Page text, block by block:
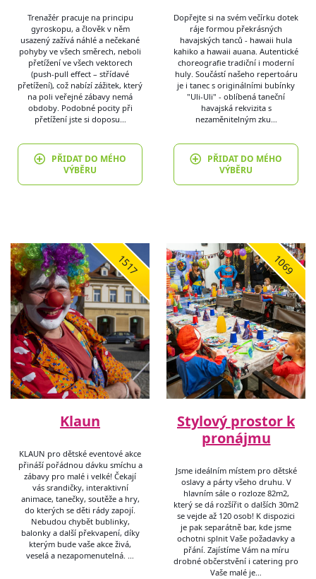
Trenažér pracuje na principu
gyroskopu, a člověk v něm
usazený zažívá náhlé a nečekané
pohyby ve všech směrech, neboli
přetížení ve všech vektorech
(push-pull effect – střídavé
přetížení), což nabízí zážitek, který
na poli veřejné zábavy nemá
obdoby. Podobné pocity při
přetížení jste si doposu…
PŘIDAT DO MÉHO
VÝBĚRU
Dopřejte si na svém večírku dotek
ráje formou překrásných
havajských tanců - hawaii hula
kahiko a hawaii auana. Autentické
choreografie tradiční i moderní
huly. Součástí našeho repertoáru
je i tanec s originálními bubínky
"Uli-Uli" - oblíbená taneční
havajská rekvizita s
nezaměnitelným zku…
PŘIDAT DO MÉHO
VÝBĚRU
1517
Klaun
KLAUN pro dětské eventové akce
přináší pořádnou dávku smíchu a
zábavy pro malé i velké! Čekají
vás srandičky, interaktivní
animace, tanečky, soutěže a hry,
do kterých se děti rády zapojí.
Nebudou chybět bublinky,
balonky a další překvapení, díky
kterým bude vaše akce živá,
veselá a nezapomenutelná. …
1069
Stylový prostor k
pronájmu
Jsme ideálním místem pro dětské
oslavy a párty všeho druhu. V
hlavním sále o rozloze 82m2,
který se dá rozšířit o dalších 30m2
se vejde až 120 osob! K dispozici
je pak separátně bar, kde jsme
ochotni splnit Vaše požadavky a
přání. Zajístíme Vám na míru
drobné občerstvění i catering pro
Vaše malé je…